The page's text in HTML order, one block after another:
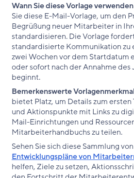
Wann Sie diese Vorlage
Sie diese E-Mail-Vorlage, um den
Begrüßung neuer Mitarbeiter in
standardisieren. Die Vorlage
standardisierte Kommunikation zu
zwei Wochen vor dem Startdatum
oder sofort nach der Annahme des
beginnt.
Bemerkenswerte
bietet Platz, um Details zum ersten
und Aktionspunkte mit Links zu
Mail-Einrichtungen und
Mitarbeiterhandbuchs zu teilen.
Sehen Sie sich diese Sammlung von
Entwicklungspläne von
helfen, Ziele zu setzen,